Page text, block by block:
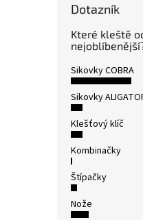
Dotazník
Které kleště
Sikovky COBRA
Sikovky
Klešťový klíč
Kombinačky
Štípačky
Nože